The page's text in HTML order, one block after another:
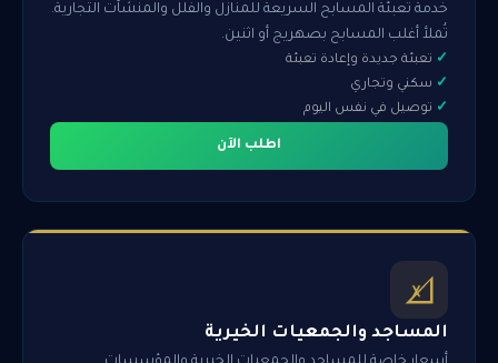
خدمة تعبئة المسابح السريعة للمنازل والفلل والمنشآت التجارية.
تُملأ أغلب المسابح بصهريج أو اثنين.
تعبئة جديدة وإعادة تعبئة
سكني وتجاري
توصيل في نفس اليوم
اطلب الآن
المساجد والجمعيات الخيرية